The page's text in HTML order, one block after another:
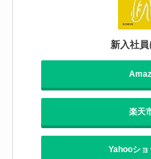
新入社
楽天
Yahooショ